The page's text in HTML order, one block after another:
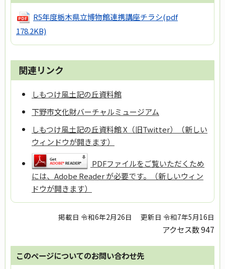
R5年度栃木県立博物館連携講座チラシ(pdf
178.2KB)
関連リンク
しもつけ風土記の丘資料館
下野市文化財バーチャルミュージアム
しもつけ風土記の丘資料館 X（旧Twitter）（新しい
ウィンドウが開きます）
PDFファイルをご覧いただくため
には、Adobe Reader が必要です。（新しいウィン
ドウが開きます）
掲載日 令和6年2月26日 更新日 令和7年5月16日
アクセス数947
このページについてのお問い合わせ先